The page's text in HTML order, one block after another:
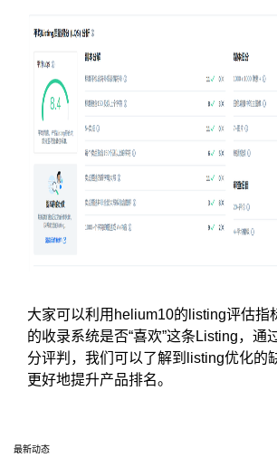
大家可以利用helium10的listing评估指
的收录系统是否“喜欢”这条Listing， 通
分评判，我们可以了解到listing优化的
更好地提升产品排名。
最新动态